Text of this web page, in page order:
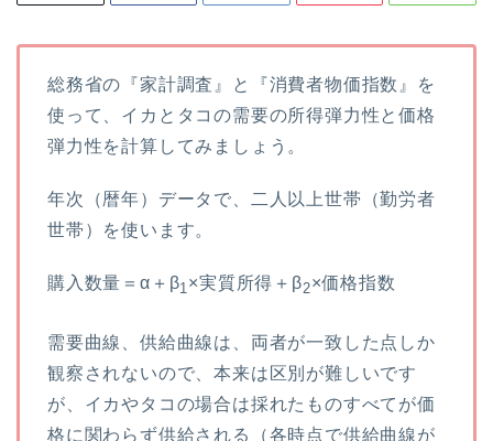
総務省の『家計調査』と『消費者物価指数』を
使って、イカとタコの需要の所得弾力性と価格
弾力性を計算してみましょう。
年次（暦年）データで、二人以上世帯（勤労者
世帯）を使います。
購入数量＝α＋β1×実質所得＋β2×価格指数
需要曲線、供給曲線は、両者が一致した点しか
観察されないので、本来は区別が難しいです
が、イカやタコの場合は採れたものすべてが価
格に関わらず供給される（各時点で供給曲線が